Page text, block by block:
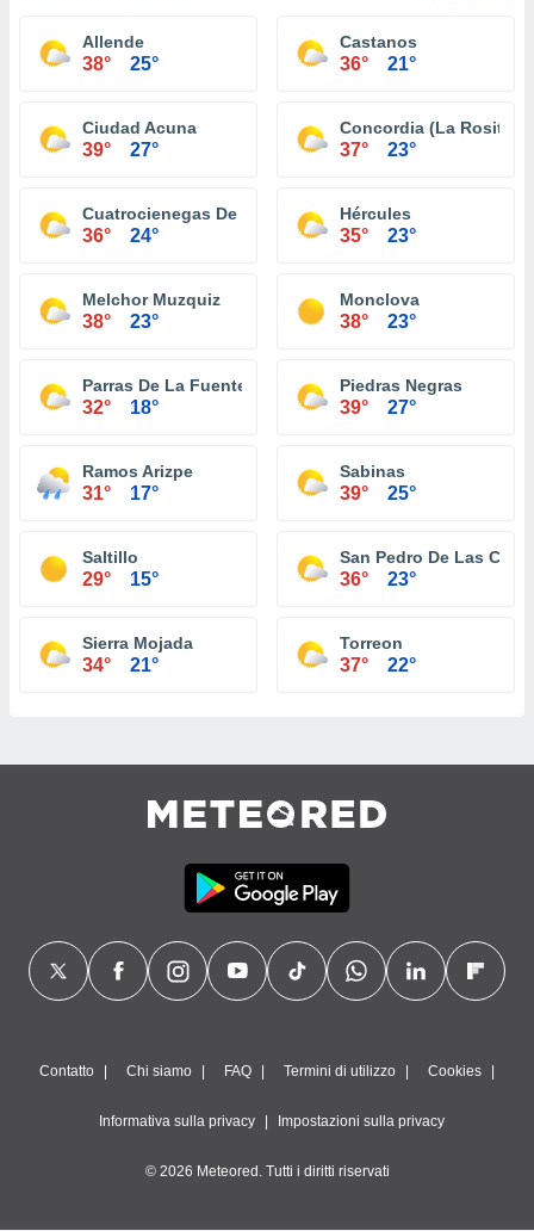
Allende
38° 25°
Castanos
36° 21°
Ciudad Acuna
39° 27°
Concordia (La Rosita)
37° 23°
Cuatrocienegas De Carranza
36° 24°
Hércules
35° 23°
Melchor Muzquiz
38° 23°
Monclova
38° 23°
Parras De La Fuente
32° 18°
Piedras Negras
39° 27°
Ramos Arizpe
31° 17°
Sabinas
39° 25°
Saltillo
29° 15°
San Pedro De Las
36° 23°
Sierra Mojada
34° 21°
Torreon
37° 22°
Contatto Chi siamo FAQ Termini di utilizzo Cookies
Informativa sulla privacy Impostazioni sulla privacy
© 2026 Meteored. Tutti i diritti riservati